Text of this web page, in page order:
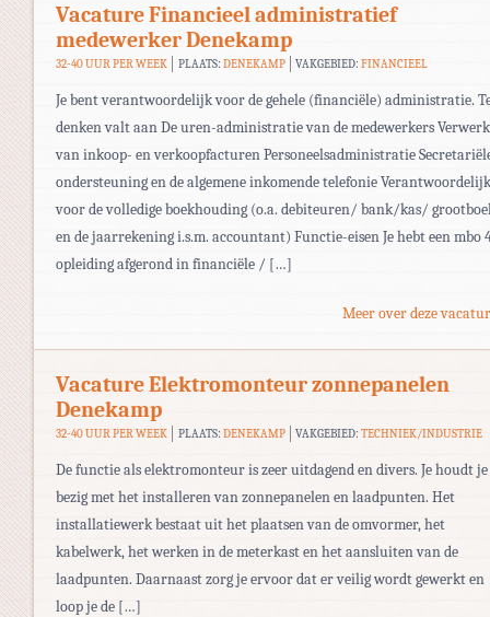
Vacature Financieel administratief
medewerker Denekamp
32-40 UUR PER WEEK PLAATS: DENEKAMP VAKGEBIED:FINANCIEEL
Je bent verantwoordelijk voor de gehele (financiële) administratie.
denken valt aan De uren-administratie van de medewerkers
van inkoop- en verkoopfacturen Personeelsadministratie
ondersteuning en de algemene inkomende telefonie Verantwoordelijk
voor de volledige boekhouding (o.a. debiteuren/ bank/kas/
en de jaarrekening i.s.m. accountant) Functie-eisen Je hebt een mbo
opleiding afgerond in financiële / […]
Meer over deze
Vacature Elektromonteur zonnepanelen
Denekamp
32-40 UUR PER WEEK PLAATS: DENEKAMP VAKGEBIED:TECHNIEK/INDUSTRIE
De functie als elektromonteur is zeer uitdagend en divers. Je houdt je
bezig met het installeren van zonnepanelen en laadpunten. Het
installatiewerk bestaat uit het plaatsen van de omvormer, het
kabelwerk, het werken in de meterkast en het aansluiten van de
laadpunten. Daarnaast zorg je ervoor dat er veilig wordt gewerkt en
loop je de […]